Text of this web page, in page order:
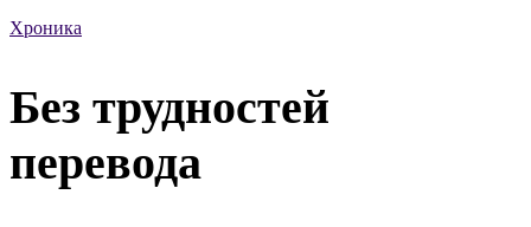
Хроника
Без трудностей
перевода